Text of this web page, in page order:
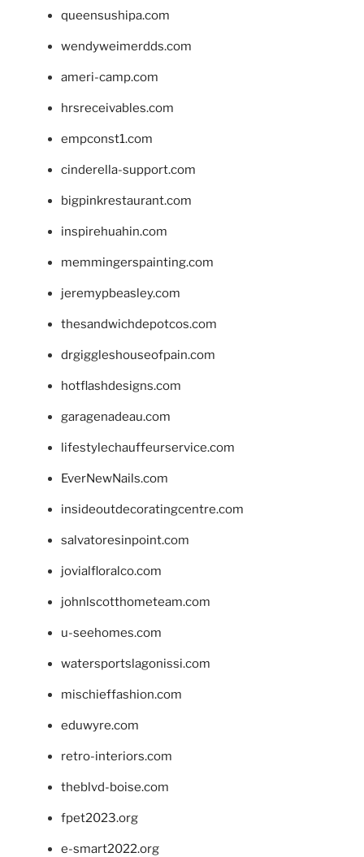
queensushipa.com
wendyweimerdds.com
ameri-camp.com
hrsreceivables.com
empconst1.com
cinderella-support.com
bigpinkrestaurant.com
inspirehuahin.com
memmingerspainting.com
jeremypbeasley.com
thesandwichdepotcos.com
drgiggleshouseofpain.com
hotflashdesigns.com
garagenadeau.com
lifestylechauffeurservice.com
EverNewNails.com
insideoutdecoratingcentre.com
salvatoresinpoint.com
jovialfloralco.com
johnlscotthometeam.com
u-seehomes.com
watersportslagonissi.com
mischieffashion.com
eduwyre.com
retro-interiors.com
theblvd-boise.com
fpet2023.org
e-smart2022.org